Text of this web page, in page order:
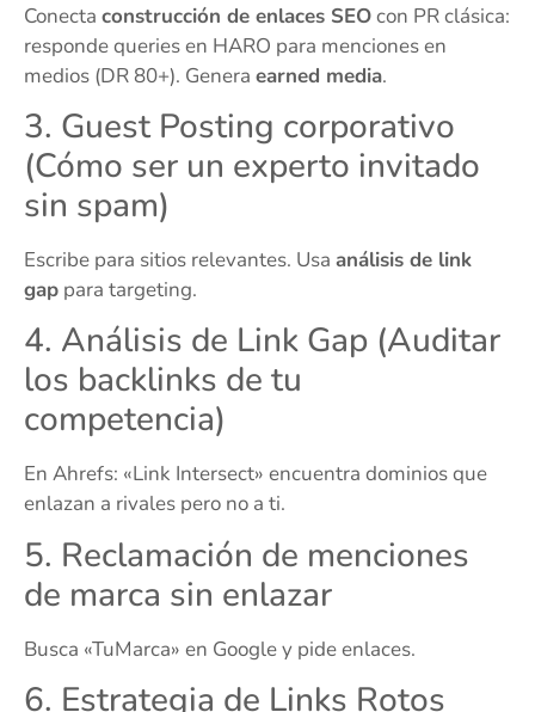
Conecta construcción de enlaces SEOcon PR clásica:
responde queries en HARO para menciones en
medios (DR 80+). Genera earned media.
3. Guest Posting corporativo
(Cómo ser un experto invitado
sin spam)
Escribe para sitios relevantes. Usa análisis de link
gap para targeting.
4. Análisis de Link Gap (Auditar
los backlinks de tu
competencia)
En Ahrefs: «Link Intersect» encuentra dominios que
enlazan a rivales pero no a ti.
5. Reclamación de menciones
de marca sin enlazar
Busca «TuMarca» en Google y pide enlaces.
6. Estrategia de Links Rotos